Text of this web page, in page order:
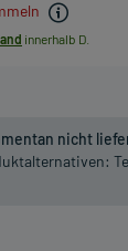
innerhalb D.
nicht